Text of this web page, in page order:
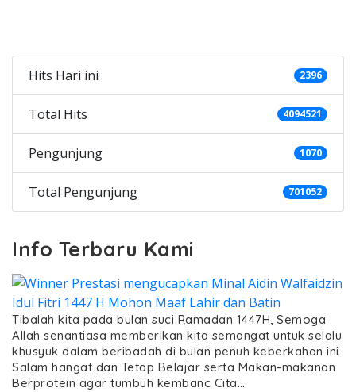
Hits Hari ini 2396
Total Hits 4094521
Pengunjung 1070
Total Pengunjung 701052
Info Terbaru Kami
Tibalah kita pada bulan suci Ramadan 1447H, Semoga
Allah senantiasa memberikan kita semangat untuk selalu
khusyuk dalam beribadah di bulan penuh keberkahan ini.
Salam hangat dan Tetap Belajar serta Makan-makanan
Berprotein agar tumbuh kembanc Cita…